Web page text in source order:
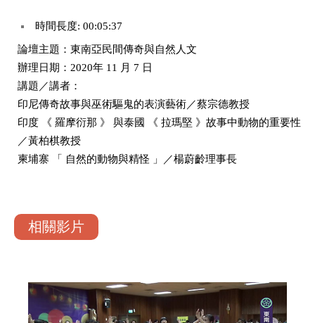
時間長度: 00:05:37
論壇主題：東南亞民間傳奇與自然人文
辦理日期：2020年 11 月 7 日
講題／講者：
印尼傳奇故事與巫術驅鬼的表演藝術／蔡宗德教授
印度 《 羅摩衍那 》 與泰國 《 拉瑪堅 》故事中動物的重要性
／黃柏棋教授
柬埔寨 「 自然的動物與精怪 」／楊蔚齡理事長
相關影片